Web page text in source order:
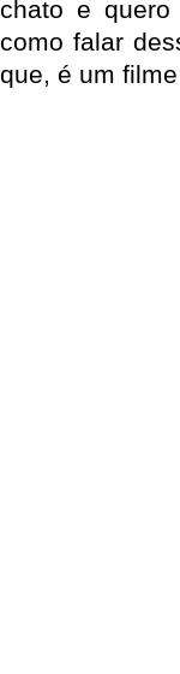
chato e
como falar
que, é um